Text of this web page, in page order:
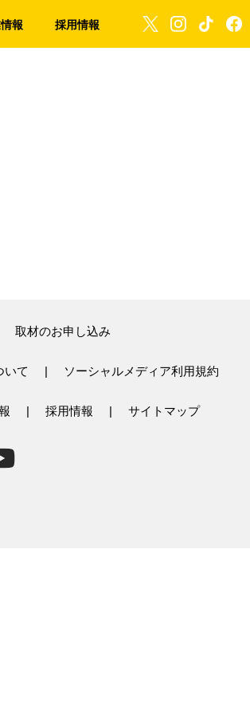
報 採用情報
取材のお申し込み
いて ソーシャルメディア利用規約
採用情報 サイトマップ